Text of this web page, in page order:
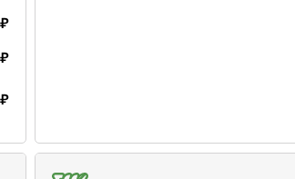
₽
₽
₽